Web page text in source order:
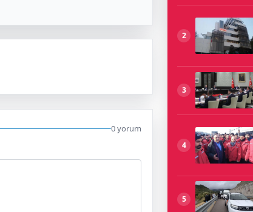
0 yorum
2
3
4
5